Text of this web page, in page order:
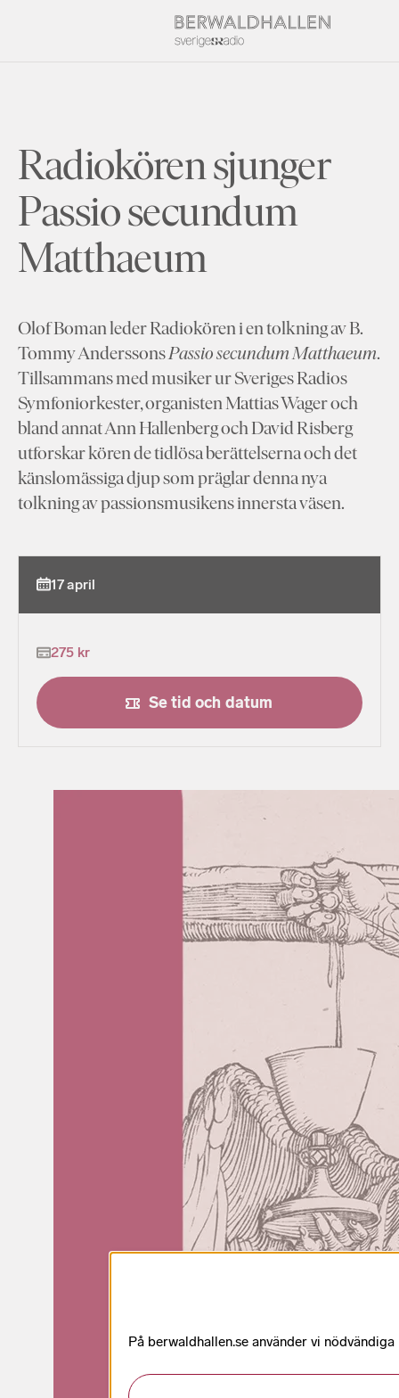
Radiokören sjunger
Passio secundum
Matthaeum
Olof Boman leder Radiokören i en tolkning av B.
Tommy AnderssonsPassio secundum Matthaeum.
Tillsammans med musiker ur Sveriges Radios
Symfoniorkester, organisten Mattias Wager och
bland annat Ann Hallenberg och David Risberg
utforskar kören de tidlösa berättelserna och det
känslomässiga djup som präglar denna nya
tolkning av passionsmusikens innersta väsen.
17 april
275 kr
Se tid och datum
På berwaldhallen.se använder vi